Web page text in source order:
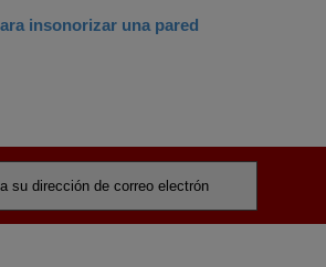
insonorizar una pared